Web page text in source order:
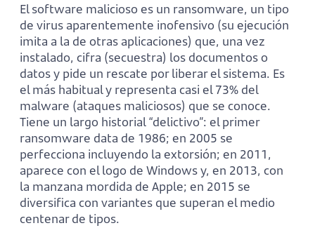
El software malicioso es un ransomware, un tipo
de virus aparentemente inofensivo (su ejecución
imita a la de otras aplicaciones) que, una vez
instalado, cifra (secuestra) los documentos o
datos y pide un rescate por liberar el sistema. Es
el más habitual y representa casi el 73% del
malware (ataques maliciosos) que se conoce.
Tiene un largo historial “delictivo”: el primer
ransomware data de 1986; en 2005 se
perfecciona incluyendo la extorsión; en 2011,
aparece con el logo de Windows y, en 2013, con
la manzana mordida de Apple; en 2015 se
diversifica con variantes que superan el medio
centenar de tipos.